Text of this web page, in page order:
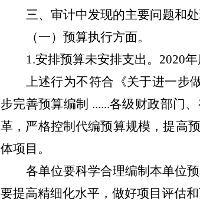
三、审计中发现的主要问题和
（一） 预算执行方面。
1.安排预算未安排支出 。 2020
上述行为不符合《关于进一步
步完善预算编制 ......各级财政部门
革，严格控制代编预算规模，提高
体项目。
各单位要科学合理编制本单位
要提高精细化水平，做好项目评估